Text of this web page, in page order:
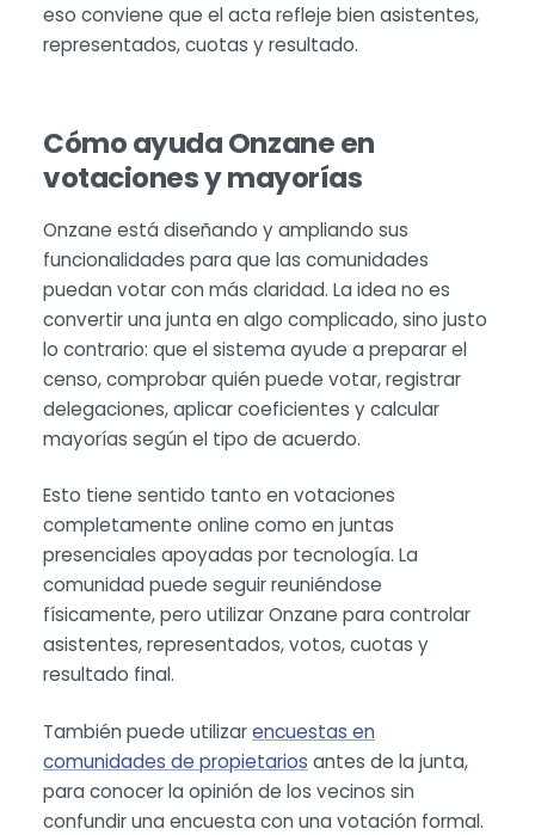
eso conviene que el acta refleje bien asistentes,
representados, cuotas y resultado.
Cómo ayuda Onzane en
votaciones y mayorías
Onzane está diseñando y ampliando sus
funcionalidades para que las comunidades
puedan votar con más claridad. La idea no es
convertir una junta en algo complicado, sino justo
lo contrario: que el sistema ayude a preparar el
censo, comprobar quién puede votar, registrar
delegaciones, aplicar coeficientes y calcular
mayorías según el tipo de acuerdo.
Esto tiene sentido tanto en votaciones
completamente online como en juntas
presenciales apoyadas por tecnología. La
comunidad puede seguir reuniéndose
físicamente, pero utilizar Onzane para controlar
asistentes, representados, votos, cuotas y
resultado final.
También puede utilizarencuestas en
comunidades de propietarios antes de la junta,
para conocer la opinión de los vecinos sin
confundir una encuesta con una votación formal.